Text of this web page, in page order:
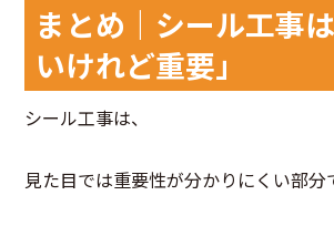
まとめ｜シール工事
いけれど重要」
シール工事は、
見た目では重要性が分かりにくい部分